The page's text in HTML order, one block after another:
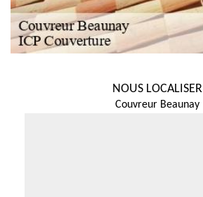
NOUS LOCALISER
Couvreur Beaunay